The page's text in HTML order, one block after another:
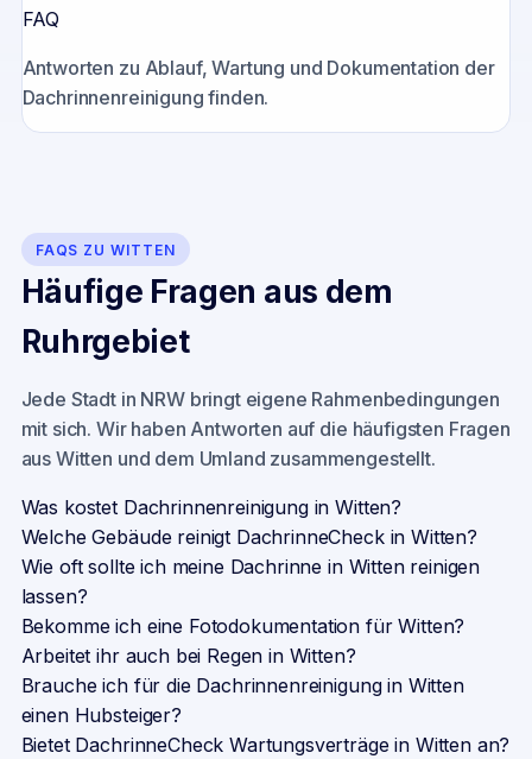
FAQ
Antworten zu Ablauf, Wartung und Dokumentation der
Dachrinnenreinigung finden.
FAQS ZUWITTEN
Häufige Fragen aus dem
Ruhrgebiet
Jede Stadt in NRW bringt eigene Rahmenbedingungen
mit sich. Wir haben Antworten auf die häufigsten Fragen
aus Witten und dem Umland zusammengestellt.
Was kostet Dachrinnenreinigung in Witten?
Welche Gebäude reinigt DachrinneCheck in Witten?
Wie oft sollte ich meine Dachrinne in Witten reinigen
lassen?
Bekomme ich eine Fotodokumentation für Witten?
Arbeitet ihr auch bei Regen in Witten?
Brauche ich für die Dachrinnenreinigung in Witten
einen Hubsteiger?
Bietet DachrinneCheck Wartungsverträge in Witten an?